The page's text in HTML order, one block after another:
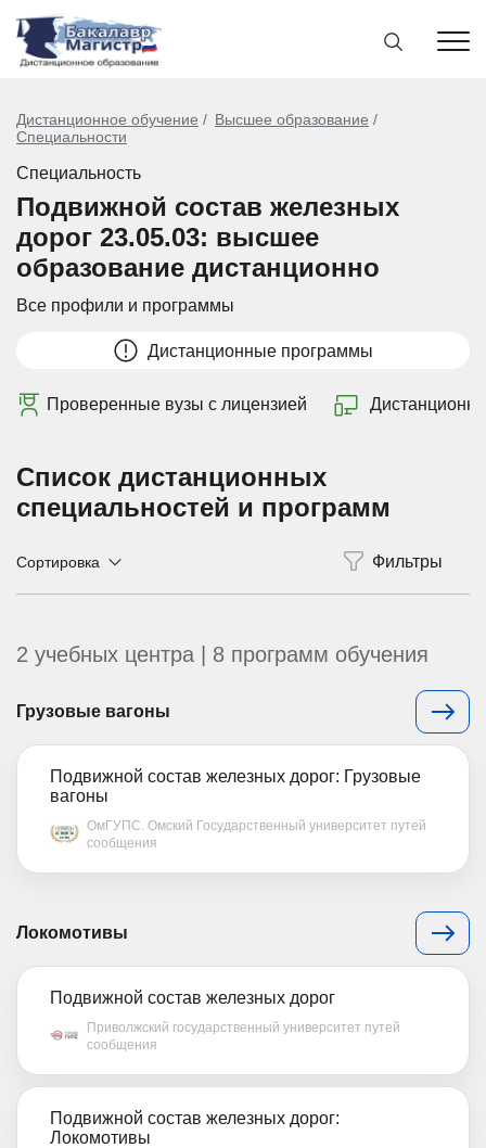
Дистанционное обучение
Высшее образование
Специальности
Специальность
Подвижной состав железных
дорог 23.05.03: высшее
образование дистанционно
Все профили и программы
Дистанционные программы
Проверенные вузы с лицензией Дистанционно
Список дистанционных
специальностей и программ
Сортировка
2 учебных центра | 8 программ обучения
Грузовые вагоны
Подвижной состав железных дорог: Грузовые
вагоны
ОмГУПС. Омский Государственный университет путей
сообщения
Локомотивы
Подвижной состав железных дорог
Приволжский государственный университет путей
сообщения
Подвижной состав железных дорог:
Локомотивы